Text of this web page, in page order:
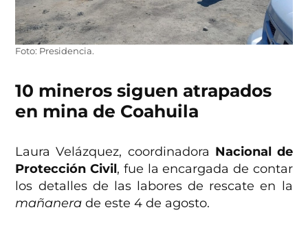
Foto: Presidencia.
10 mineros siguen atrapados
en mina de Coahuila
Laura Velázquez, coordinadora Nacional de
Protección Civil, fue la encargada de contar
los detalles de las labores de rescate en la
mañanera de este 4 de agosto.